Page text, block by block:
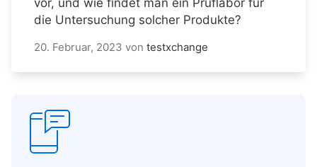
die Untersuchung solcher Produkte?
20. Februar, 2023 von testxchange